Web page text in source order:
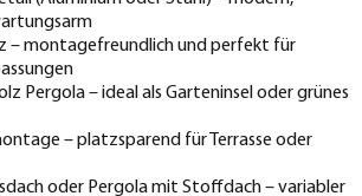
– montagefreundlich und perfekt für
Pergola – ideal als Garteninsel oder grünes
– platzsparend für Terrasse oder
oder Pergola mit Stoffdach – variabler